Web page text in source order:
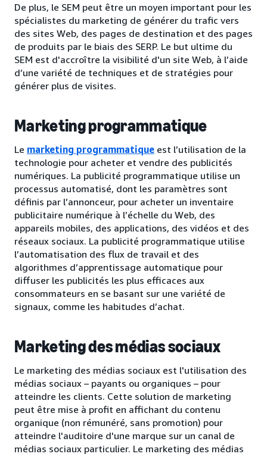
De plus, le SEM peut être un moyen important pour les
spécialistes du marketing de générer du trafic vers
des sites Web, des pages de destination et des pages
de produits par le biais des SERP. Le but ultime du
SEM est d'accroître la visibilité d'un site Web, à l’aide
d’une variété de techniques et de stratégies pour
générer plus de visites.
Marketing programmatique
Le marketing programmatique est l’utilisation de la
technologie pour acheter et vendre des publicités
numériques. La publicité programmatique utilise un
processus automatisé, dont les paramètres sont
définis par l’annonceur, pour acheter un inventaire
publicitaire numérique à l’échelle du Web, des
appareils mobiles, des applications, des vidéos et des
réseaux sociaux. La publicité programmatique utilise
l’automatisation des flux de travail et des
algorithmes d’apprentissage automatique pour
diffuser les publicités les plus efficaces aux
consommateurs en se basant sur une variété de
signaux, comme les habitudes d’achat.
Marketing des médias sociaux
Le marketing des médias sociaux est l'utilisation des
médias sociaux – payants ou organiques – pour
atteindre les clients. Cette solution de marketing
peut être mise à profit en affichant du contenu
organique (non rémunéré, sans promotion) pour
atteindre l'auditoire d'une marque sur un canal de
médias sociaux particulier. Le marketing des médias